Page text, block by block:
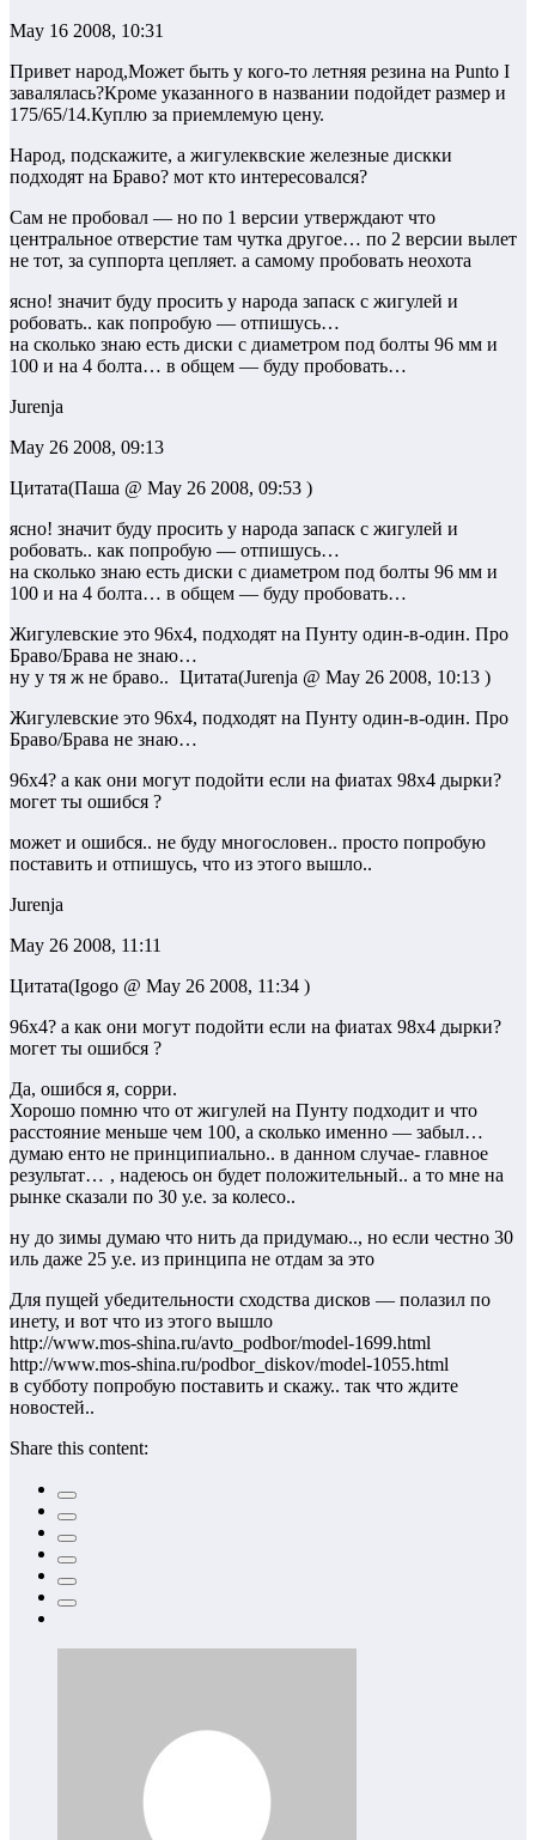
May 16 2008, 10:31
Привет народ,Может быть у кого-то летняя резина на Punto I
завалялась?Кроме указанного в названии подойдет размер и
175/65/14.Куплю за приемлемую цену.
Народ, подскажите, а жигулеквские железные дискки
подходят на Браво? мот кто интересовался?
Сам не пробовал — но по 1 версии утверждают что
центральное отверстие там чутка другое… по 2 версии вылет
не тот, за суппорта цепляет. а самому пробовать неохота
ясно! значит буду просить у народа запаск с жигулей и
робовать.. как попробую — отпишусь…
на сколько знаю есть диски с диаметром под болты 96 мм и
100 и на 4 болта… в общем — буду пробовать…
Jurenja
May 26 2008, 09:13
Цитата(Паша @ May 26 2008, 09:53 )
ясно! значит буду просить у народа запаск с жигулей и
робовать.. как попробую — отпишусь…
на сколько знаю есть диски с диаметром под болты 96 мм и
100 и на 4 болта… в общем — буду пробовать…
Жигулевские это 96х4, подходят на Пунту один-в-один. Про
Браво/Брава не знаю…
ну у тя ж не браво.. Цитата(Jurenja @ May 26 2008, 10:13 )
Жигулевские это 96х4, подходят на Пунту один-в-один. Про
Браво/Брава не знаю…
96х4? а как они могут подойти если на фиатах 98х4 дырки?
могет ты ошибся ?
может и ошибся.. не буду многословен.. просто попробую
поставить и отпишусь, что из этого вышло..
Jurenja
May 26 2008, 11:11
Цитата(Igogo @ May 26 2008, 11:34 )
96х4? а как они могут подойти если на фиатах 98х4 дырки?
могет ты ошибся ?
Да, ошибся я, сорри.
Хорошо помню что от жигулей на Пунту подходит и что
расстояние меньше чем 100, а сколько именно — забыл…
думаю енто не принципиально.. в данном случае- главное
результат… , надеюсь он будет положительный.. а то мне на
рынке сказали по 30 у.е. за колесо..
ну до зимы думаю что нить да придумаю.., но если честно 30
иль даже 25 у.е. из принципа не отдам за это
Для пущей убедительности сходства дисков — полазил по
инету, и вот что из этого вышло
http://www.mos-shina.ru/avto_podbor/model-1699.html
http://www.mos-shina.ru/podbor_diskov/model-1055.html
в субботу попробую поставить и скажу.. так что ждите
новостей..
Share this content: